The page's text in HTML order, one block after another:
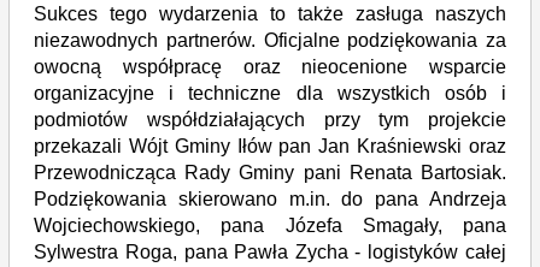
Sukces tego wydarzenia to także zasługa naszych
niezawodnych partnerów. Oficjalne podziękowania za
owocną współpracę oraz nieocenione wsparcie
organizacyjne i techniczne dla wszystkich osób i
podmiotów współdziałających przy tym projekcie
przekazali Wójt Gminy Iłów pan Jan Kraśniewski oraz
Przewodnicząca Rady Gminy pani Renata Bartosiak.
Podziękowania skierowano m.in. do pana Andrzeja
Wojciechowskiego, pana Józefa Smagały, pana
Sylwestra Roga, pana Pawła Zycha - logistyków całej